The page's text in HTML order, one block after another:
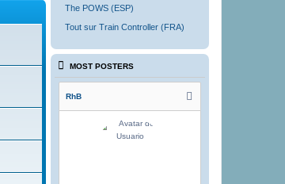
The POWS (ESP)
Tout sur Train Controller (FRA)
MOST POSTERS
RhB